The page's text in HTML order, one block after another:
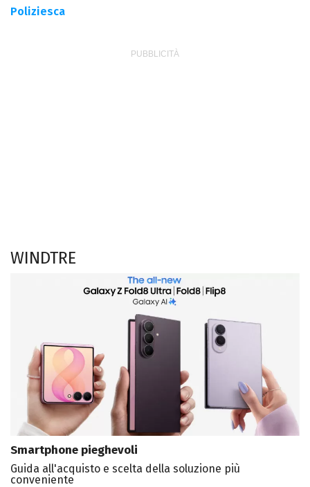
Poliziesca
WINDTRE
Smartphone pieghevoli
Guida all'acquisto e scelta della soluzione più
conveniente